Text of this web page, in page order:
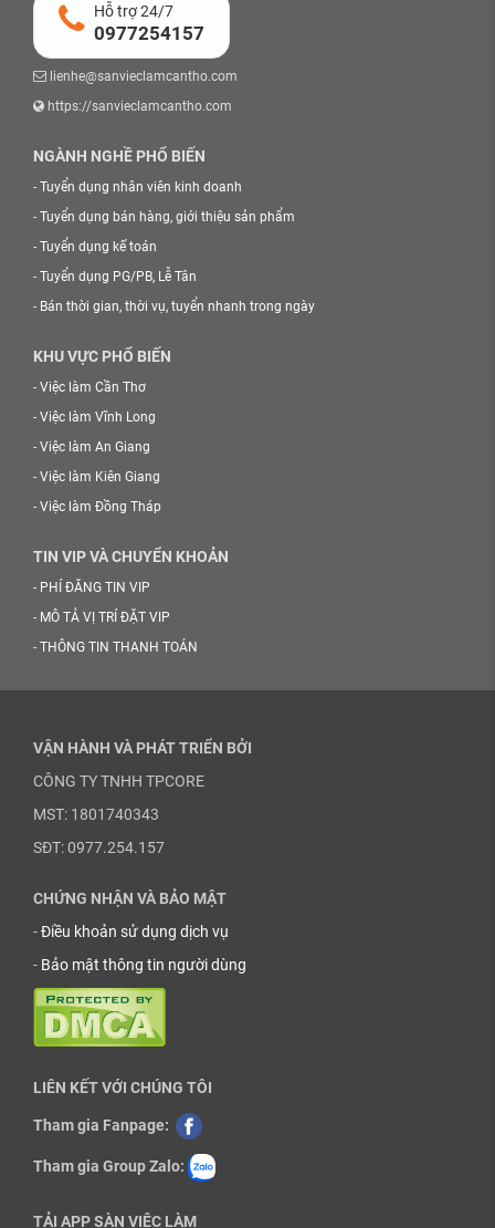
Hỗ trợ 24/7
0977254157
lienhe@sanvieclamcantho.com
https://sanvieclamcantho.com
NGÀNH NGHỀ PHỔ BIẾN
- Tuyển dụng nhân viên kinh doanh
- Tuyển dụng bán hàng, giới thiệu sản phẩm
- Tuyển dụng kế toán
- Tuyển dụng PG/PB, Lễ Tân
- Bán thời gian, thời vụ, tuyển nhanh trong ngày
KHU VỰC PHỔ BIẾN
- Việc làm Cần Thơ
- Việc làm Vĩnh Long
- Việc làm An Giang
- Việc làm Kiên Giang
- Việc làm Đồng Tháp
TIN VIP VÀ CHUYỂN KHOẢN
- PHÍ ĐĂNG TIN VIP
- MÔ TẢ VỊ TRÍ ĐẶT VIP
- THÔNG TIN THANH TOÁN
VẬN HÀNH VÀ PHÁT TRIỂN BỞI
CÔNG TY TNHH TPCORE
MST: 1801740343
SĐT: 0977.254.157
CHỨNG NHẬN VÀ BẢO MẬT
-Điều khoản sử dụng dịch vụ
- Bảo mật thông tin người dùng
LIÊN KẾT VỚI CHÚNG TÔI
Tham gia Fanpage:
Tham gia Group Zalo:
TẢI APP SÀN VIỆC LÀM